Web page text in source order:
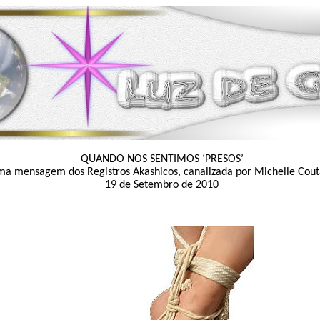
QUANDO NOS SENTIMOS ‘PRESOS’
mensagem dos Registros Akashicos, canalizada por Michelle
19 de Setembro de 2010